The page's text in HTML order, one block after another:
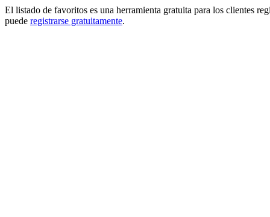
El listado de favoritos es una herramienta gratuita para los clientes
puede registrarse gratuitamente.